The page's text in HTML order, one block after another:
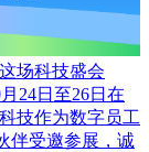
场科技盛会
24日至26日在
技作为数字员工
伴受邀参展，诚